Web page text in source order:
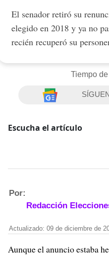
El senador retiró su
elegido en 2018 y ya no
recién recuperó su
Tiempo
Escucha el artículo
Por:
Redacción
Actualizado: 09 de diciembre de
Aunque el anuncio estaba